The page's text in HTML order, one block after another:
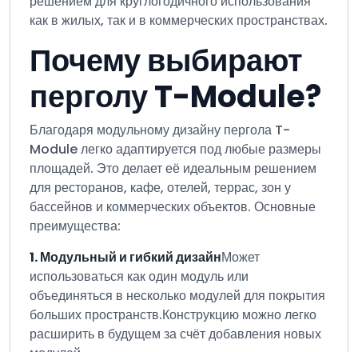
как в жилых, так и в коммерческих пространствах.
Почему выбирают
перголу T-Module?
Благодаря модульному дизайну пергола T-
Module легко адаптируется под любые размеры
площадей. Это делает её идеальным решением
для ресторанов, кафе, отелей, террас, зон у
бассейнов и коммерческих объектов. Основные
преимущества:
1. Модульный и гибкий дизайнМожет
использоваться как один модуль или
объединяться в несколько модулей для покрытия
больших пространств.Конструкцию можно легко
расширить в будущем за счёт добавления новых